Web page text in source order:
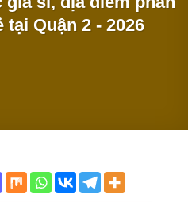
Quận 2 - 2026